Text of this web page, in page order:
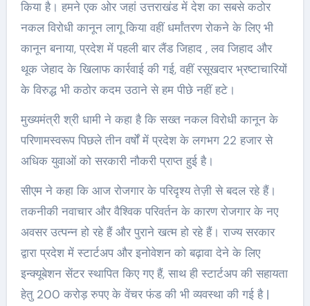
किया है। हमने एक ओर जहां उत्तराखंड में देश का सबसे कठोर
नकल विरोधी कानून लागू किया वहीं धर्मांतरण रोकने के लिए भी
कानून बनाया, प्रदेश में पहली बार लैंड जिहाद , लव जिहाद और
थूक जेहाद के खिलाफ कार्रवाई की गई, वहीं रसूखदार भ्रष्टाचारियों
के विरुद्ध भी कठोर कदम उठाने से हम पीछे नहीं हटे।
मुख्यमंत्री श्री धामी ने कहा है कि सख्त नकल विरोधी कानून के
परिणामस्वरूप पिछले तीन वर्षों में प्रदेश के लगभग 22 हजार से
अधिक युवाओं को सरकारी नौकरी प्राप्त हुई है।
सीएम ने कहा कि आज रोजगार के परिदृश्य तेज़ी से बदल रहे हैं।
तकनीकी नवाचार और वैश्विक परिवर्तन के कारण रोजगार के नए
अवसर उत्पन्न हो रहे हैं और पुराने खत्म हो रहे हैं। राज्य सरकार
द्वारा प्रदेश में स्टार्टअप और इनोवेशन को बढ़ावा देने के लिए
इन्क्यूबेशन सेंटर स्थापित किए गए हैं, साथ ही स्टार्टअप की सहायता
हेतु 200 करोड़ रुपए के वेंचर फंड की भी व्यवस्था की गई है |